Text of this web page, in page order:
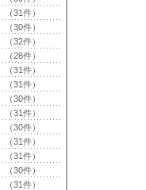
（31件）
（30件）
（32件）
（28件）
（31件）
（31件）
（30件）
（31件）
（30件）
（31件）
（31件）
（30件）
（31件）